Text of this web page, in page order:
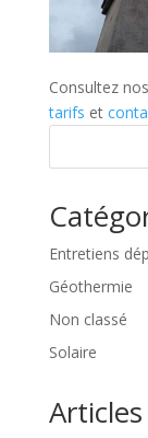
Consultez nos
tarifs et
Entretiens
Géothermie
Non classé
Solaire